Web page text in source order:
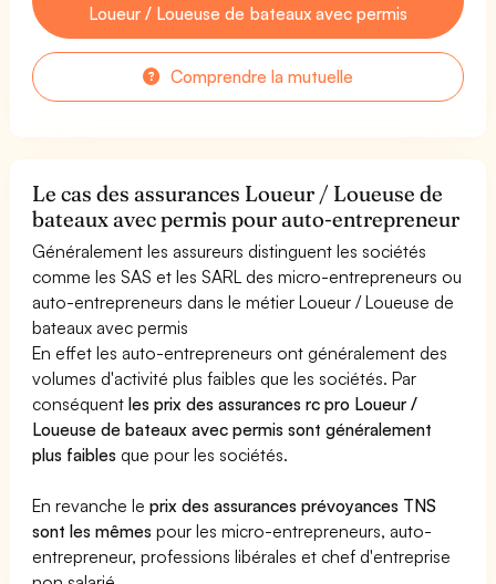
Loueur / Loueuse de bateaux avec permis
Comprendre la mutuelle
Le cas des assurances Loueur / Loueuse de
bateaux avec permis pour auto-entrepreneur
Généralement les assureurs distinguent les sociétés
comme les SAS et les SARL des micro-entrepreneurs ou
auto-entrepreneurs dans le métier Loueur / Loueuse de
bateaux avec permis
En effet les auto-entrepreneurs ont généralement des
volumes d'activité plus faibles que les sociétés. Par
conséquentles prix des assurances rc pro Loueur /
Loueuse de bateaux avec permis sont généralement
plus faibles que pour les sociétés.
En revanche leprix des assurances prévoyances TNS
sont les mêmes pour les micro-entrepreneurs, auto-
entrepreneur, professions libérales et chef d'entreprise